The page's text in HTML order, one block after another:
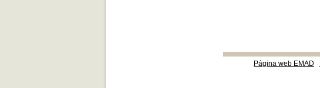
Página web EMAD